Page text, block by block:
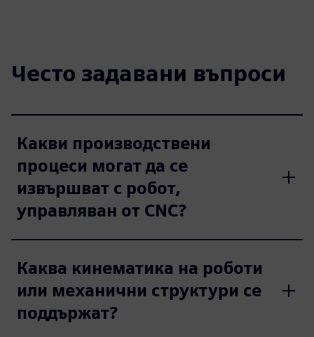
Често задавани въпроси
Какви производствени
процеси могат да се
извършват с робот,
управляван от CNC?
Каква кинематика на роботи
или механични структури се
поддържат?